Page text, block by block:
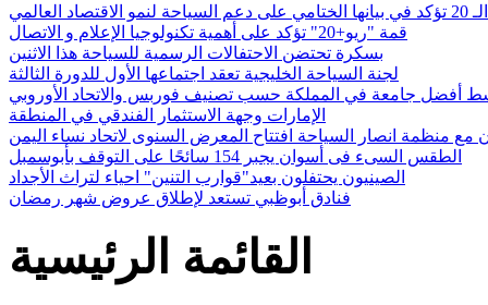
العالمي
قمة "ريو+20" تؤكد على أهمية تكنولوجيا الإعلام و الاتصال
بسكرة تحتضن الاحتفالات الرسمية للسياحة هذا الاثنين
لجنة السياحة الخليجية تعقد اجتماعها الأول للدورة الثالثة
أفضل جامعة في المملكة حسب تصنيف فوربس والاتحاد الأوروبي
الإمارات وجهة الاستثمار الفندقي في المنطقة
مع منظمة انصار السياحة افتتاح المعرض السنوى لاتحاد نساء اليمن
الطقس السىء فى أسوان يجبر 154 سائحًا على التوقف بأبوسمبل
الصينيون يحتفلون بعيد"قوارب التنين" احياء لتراث الأجداد
فنادق أبوظبي تستعد لإطلاق عروض شهر رمضان
القائمة الرئيسية